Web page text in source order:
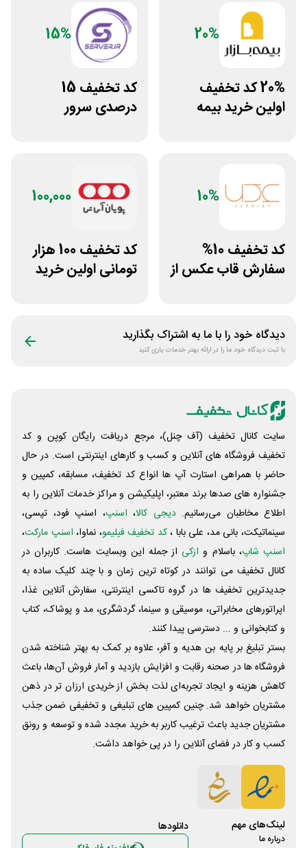
20%
20% کد تخفیف
اولین خرید بیمه
15%
کد تخفیف 15
درصدی سرور
10%
کد تخفیف 10%
سفارش قاب عکس از
100,000
کد تخفیف 100 هزار
تومانی اولین خرید
دیدگاه خود را با ما به اشتراک بگذارید
با ثبت دیدگاه خود ما را در ارائه بهتر خدمات یاری کنید
سایت کانال تخفیف (آف چنل)، مرجع دریافت رایگان کوپن و کد
تخفیف فروشگاه های آنلاین و کسب و‌ کارهای اینترنتی است. در حال
حاضر با همراهی استارت آپ ها انواع کد تخفیف، مسابقه، کمپین و
جشنواره های صدها برند معتبر، اپلیکیشن و مراکز خدمات آنلاین را به
اطلاع مخاطبان می‌رسانیم. دیجی کالا، اسنپ، اسنپ فود، تپسی،
سینماتیکت، بانی مد، علی‌ بابا ،کد تخفیف فیلیمو، نماوا، اسنپ مارکت،
اسنپ شاپ، باسلام و ازکی از جمله این وبسایت ‌هاست. کاربران در
کانال تخفیف می توانند در کوتاه ترین زمان و با چند کلیک ساده به
جدیدترین تخفیف ها در گروه تاکسی اینترنتی، سفارش آنلاین غذا،
اپراتورهای مخابراتی، موسیقی و سینما، گردشگری، مد و پوشاک، کتاب
و کتابخوانی و ... دسترسی پیدا کنند.
بستر تبلیغ بر پایه بن هدیه و آفر، علاوه بر کمک به بهتر شناخته شدن
فروشگاه ها در صحنه رقابت و افزایش بازدید و آمار فروش آن‌ها، باعث
کاهش هزینه و ایجاد تجربه‌ای لذت بخش از خریدی ارزان تر در ذهن
مشتریان خواهد شد. چنین کمپین های تبلیغی و تخفیفی ضمن جذب
مشتریان جدید باعث ترغیب کاربر به خرید مجدد شده و توسعه و رونق
کسب و کار در فضای آنلاین را در پی خواهد داشت.
لینک‌های مهم
درباره ما
دانلود‌ها